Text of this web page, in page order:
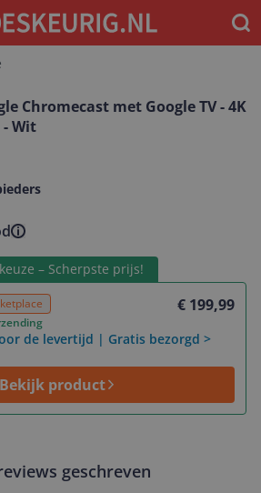
Chromecast met Google TV - 4K
- Wit
– Scherpste prijs!
€ 199,99
de levertijd | Gratis bezorgd >
Bekijk product
geschreven